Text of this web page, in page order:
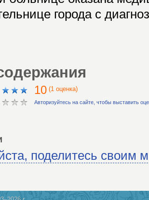
города с
10 (1 оценка)
Авторизуйтесь на сайте, чтобы выставить
поделитесь своим